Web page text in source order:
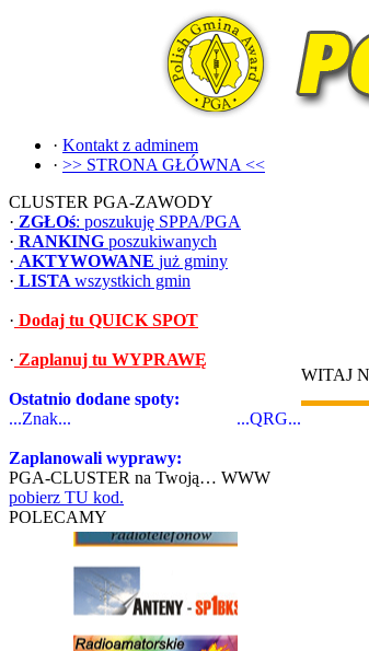
· Kontakt z adminem
· >> STRONA GŁÓWNA <<
CLUSTER PGA-ZAWODY
· ZGŁOś: poszukuję SPPA/PGA
· RANKING poszukiwanych
· AKTYWOWANE już gminy
· LISTA wszystkich gmin
· Dodaj tu QUICK SPOT
· Zaplanuj tu WYPRAWĘ
Ostatnio dodane spoty:
...Znak...
...QRG...
Zaplanowali wyprawy:
PGA-CLUSTER na Twoją… WWW
pobierz TU kod.
POLECAMY
WITAJ